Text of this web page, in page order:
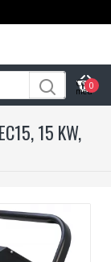
0
15 KW,